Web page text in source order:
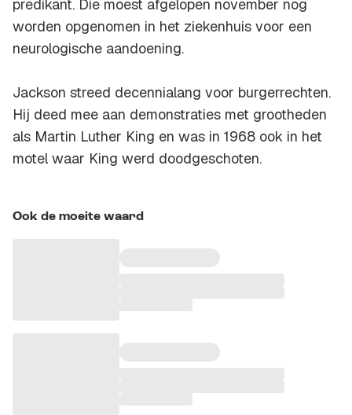
predikant. Die moest afgelopen november nog
worden opgenomen in het ziekenhuis voor een
neurologische aandoening.
Jackson streed decennialang voor burgerrechten.
Hij deed mee aan demonstraties met grootheden
als Martin Luther King en was in 1968 ook in het
motel waar King werd doodgeschoten.
Ook de moeite waard